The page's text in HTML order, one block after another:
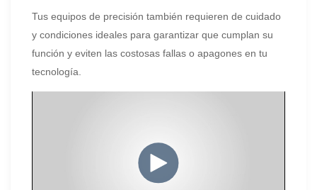
Tus equipos de precisión también requieren de cuidado
y condiciones ideales para garantizar que cumplan su
función y eviten las costosas fallas o apagones en tu
tecnología.